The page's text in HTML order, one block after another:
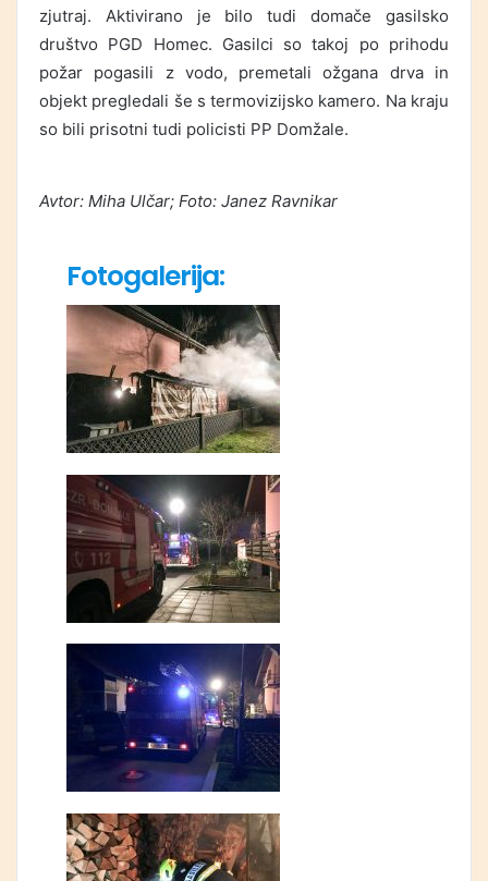
zjutraj. Aktivirano je bilo tudi domače gasilsko
društvo PGD Homec. Gasilci so takoj po prihodu
požar pogasili z vodo, premetali ožgana drva in
objekt pregledali še s termovizijsko kamero. Na kraju
so bili prisotni tudi policisti PP Domžale.
Avtor: Miha Ulčar; Foto: Janez Ravnikar
Fotogalerija: